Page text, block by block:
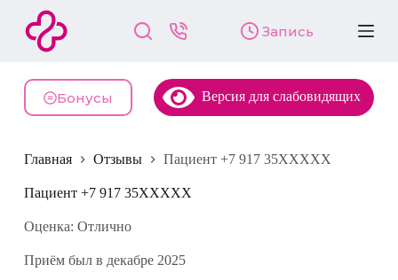
й
и
у
и
Запись
Бонусы Версия для слабовидящих
Главная Отзывы Пациент +7 917 35XXXXX
Пациент +7 917 35XXXXX
Оценка: Отлично
Приём был в декабре 2025